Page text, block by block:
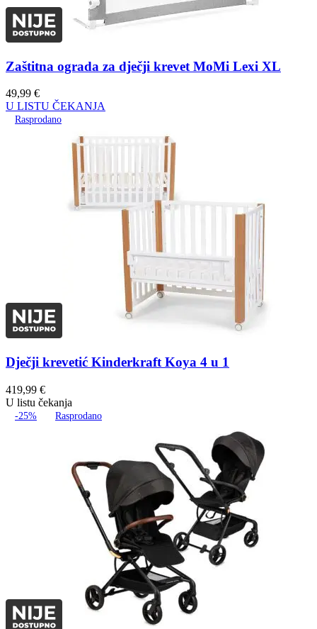
Zaštitna ograda za dječji krevet MoMi Lexi XL
49,99 €
U LISTU ČEKANJA
Rasprodano
Dječji krevetić Kinderkraft Koya 4 u 1
419,99 €
U listu čekanja
-25% Rasprodano